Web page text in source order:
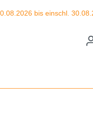
bis einschl. 30.08.2026!